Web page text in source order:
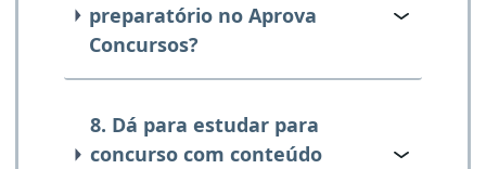
preparatório no Aprova
Concursos?
8. Dá para estudar para
concurso com conteúdo